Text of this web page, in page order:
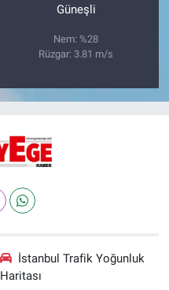
Güneşli
Nem: %28
Rüzgar: 3.81 m/s
İstanbul Trafik Yoğunluk
Haritası